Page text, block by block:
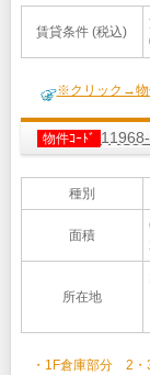
賃貸条件 (税込)
※クリック→物
物件ｺｰﾄﾞ
種別
面積
所在地
・1F倉庫部分 2